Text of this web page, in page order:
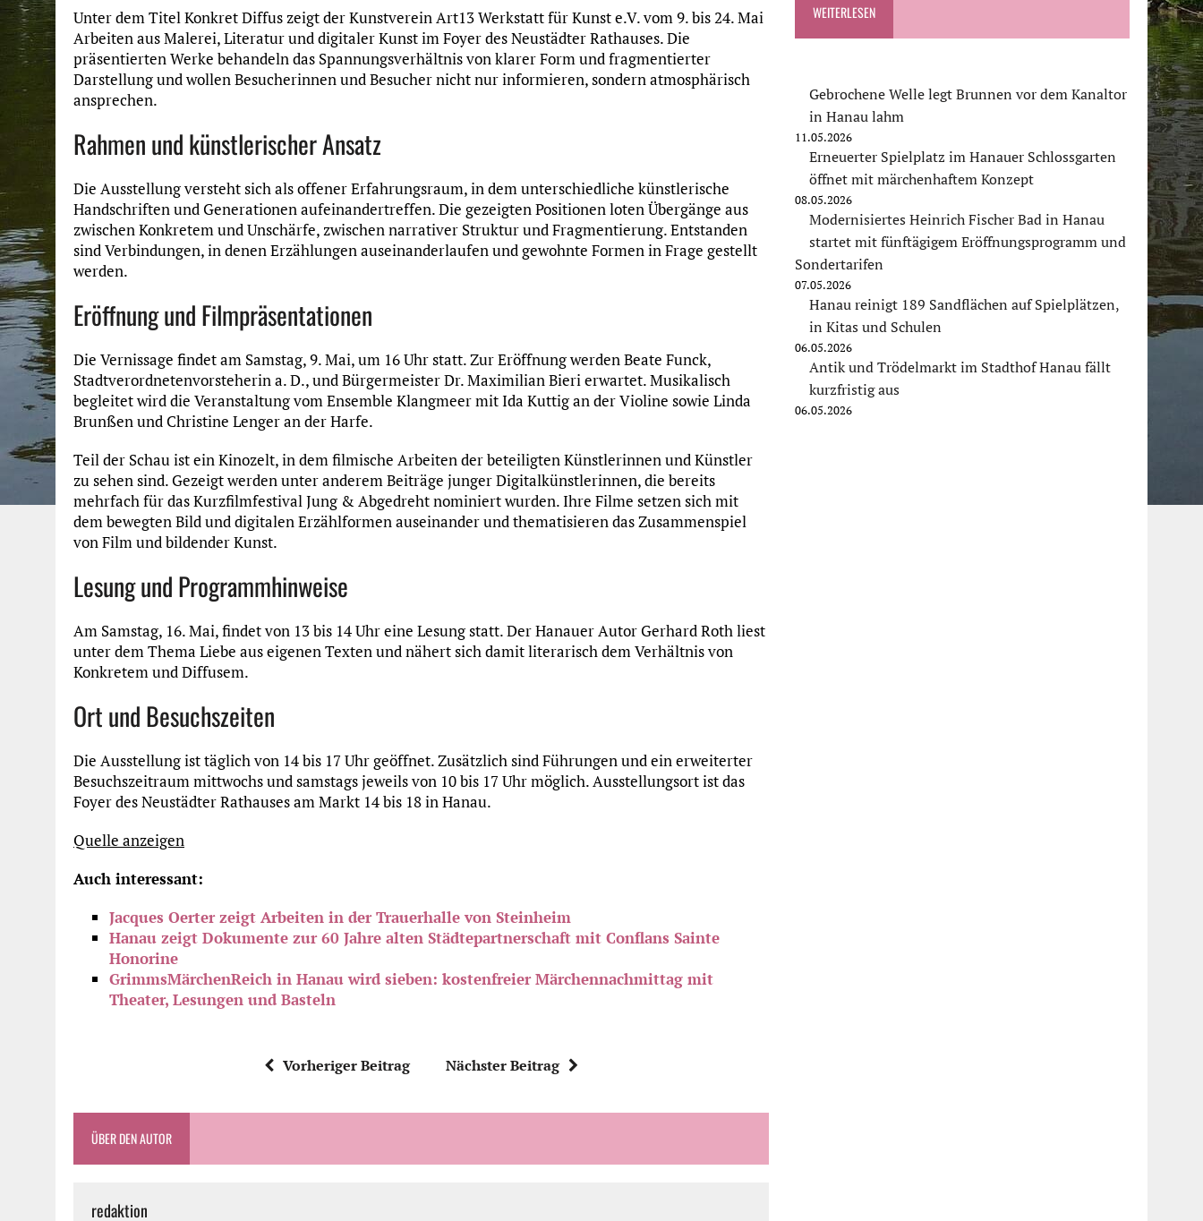
Unter dem Titel Konkret Diffus zeigt der Kunstverein Art13 Werkstatt für Kunst e.V. vom 9. bis 24. Mai
Arbeiten aus Malerei, Literatur und digitaler Kunst im Foyer des Neustädter Rathauses. Die
präsentierten Werke behandeln das Spannungsverhältnis von klarer Form und fragmentierter
Darstellung und wollen Besucherinnen und Besucher nicht nur informieren, sondern atmosphärisch
ansprechen.
Rahmen und künstlerischer Ansatz
Die Ausstellung versteht sich als offener Erfahrungsraum, in dem unterschiedliche künstlerische
Handschriften und Generationen aufeinandertreffen. Die gezeigten Positionen loten Übergänge aus
zwischen Konkretem und Unschärfe, zwischen narrativer Struktur und Fragmentierung. Entstanden
sind Verbindungen, in denen Erzählungen auseinanderlaufen und gewohnte Formen in Frage gestellt
werden.
Eröffnung und Filmpräsentationen
Die Vernissage findet am Samstag, 9. Mai, um 16 Uhr statt. Zur Eröffnung werden Beate Funck,
Stadtverordnetenvorsteherin a. D., und Bürgermeister Dr. Maximilian Bieri erwartet. Musikalisch
begleitet wird die Veranstaltung vom Ensemble Klangmeer mit Ida Kuttig an der Violine sowie Linda
Brunßen und Christine Lenger an der Harfe.
Teil der Schau ist ein Kinozelt, in dem filmische Arbeiten der beteiligten Künstlerinnen und Künstler
zu sehen sind. Gezeigt werden unter anderem Beiträge junger Digitalkünstlerinnen, die bereits
mehrfach für das Kurzfilmfestival Jung & Abgedreht nominiert wurden. Ihre Filme setzen sich mit
dem bewegten Bild und digitalen Erzählformen auseinander und thematisieren das Zusammenspiel
von Film und bildender Kunst.
Lesung und Programmhinweise
Am Samstag, 16. Mai, findet von 13 bis 14 Uhr eine Lesung statt. Der Hanauer Autor Gerhard Roth liest
unter dem Thema Liebe aus eigenen Texten und nähert sich damit literarisch dem Verhältnis von
Konkretem und Diffusem.
Ort und Besuchszeiten
Die Ausstellung ist täglich von 14 bis 17 Uhr geöffnet. Zusätzlich sind Führungen und ein erweiterter
Besuchszeitraum mittwochs und samstags jeweils von 10 bis 17 Uhr möglich. Ausstellungsort ist das
Foyer des Neustädter Rathauses am Markt 14 bis 18 in Hanau.
Quelle anzeigen
Auch interessant:
Jacques Oerter zeigt Arbeiten in der Trauerhalle von Steinheim
Hanau zeigt Dokumente zur 60 Jahre alten Städtepartnerschaft mit Conflans Sainte
Honorine
GrimmsMärchenReich in Hanau wird sieben: kostenfreier Märchennachmittag mit
Theater, Lesungen und Basteln
Vorheriger Beitrag Nächster Beitrag
ÜBER DEN AUTOR
redaktion
WEITERLESEN
Gebrochene Welle legt Brunnen vor dem Kanaltor
in Hanau lahm
11.05.2026
Erneuerter Spielplatz im Hanauer Schlossgarten
öffnet mit märchenhaftem Konzept
08.05.2026
Modernisiertes Heinrich Fischer Bad in Hanau
startet mit fünftägigem Eröffnungsprogramm und
Sondertarifen
07.05.2026
Hanau reinigt 189 Sandflächen auf Spielplätzen,
in Kitas und Schulen
06.05.2026
Antik und Trödelmarkt im Stadthof Hanau fällt
kurzfristig aus
06.05.2026